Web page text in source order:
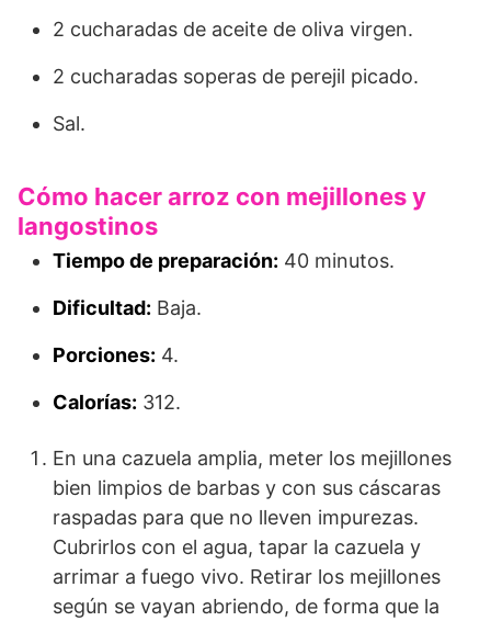
2 cucharadas de aceite de oliva virgen.
2 cucharadas soperas de perejil picado.
Sal.
Cómo hacer arroz con mejillones y
langostinos
Tiempo de preparación: 40 minutos.
Dificultad: Baja.
Porciones: 4.
Calorías: 312.
En una cazuela amplia, meter los mejillones
bien limpios de barbas y con sus cáscaras
raspadas para que no lleven impurezas.
Cubrirlos con el agua, tapar la cazuela y
arrimar a fuego vivo. Retirar los mejillones
según se vayan abriendo, de forma que la